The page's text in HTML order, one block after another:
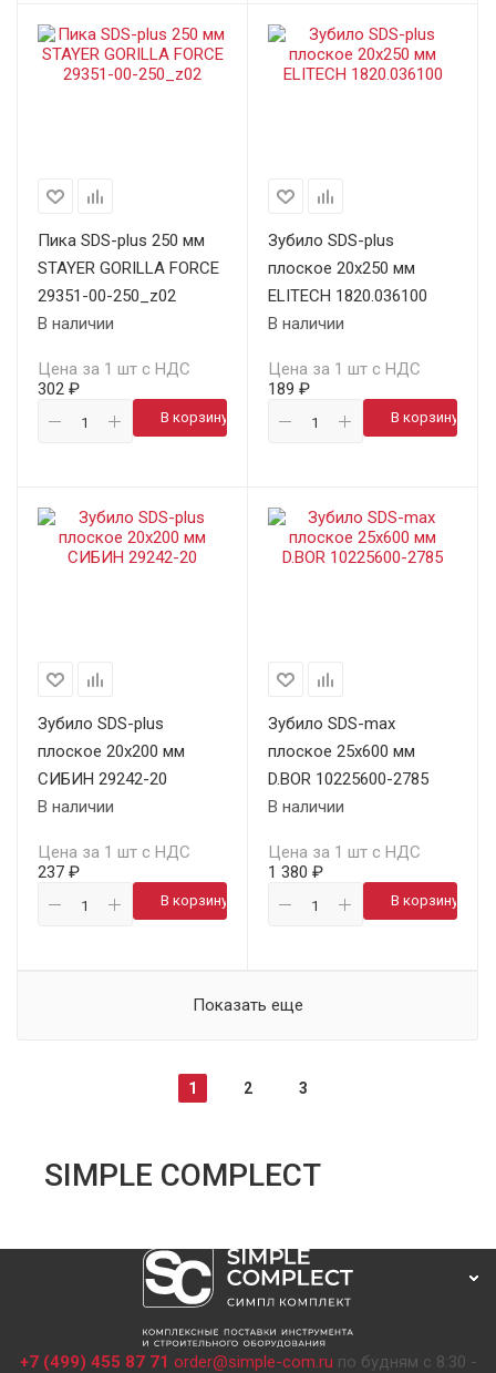
Пика SDS-plus 250 мм
STAYER GORILLA FORCE
29351-00-250_z02
В наличии
Цена за 1 шт с НДС
302 ₽
В корзину
Зубило SDS-plus
плоское 20х250 мм
ELITECH 1820.036100
В наличии
Цена за 1 шт с НДС
189 ₽
В корзину
Зубило SDS-plus
плоское 20х200 мм
СИБИН 29242-20
В наличии
Цена за 1 шт с НДС
237 ₽
В корзину
Зубило SDS-max
плоское 25х600 мм
D.BOR 10225600-2785
В наличии
Цена за 1 шт с НДС
1 380 ₽
В корзину
Показать еще
1 2 3
SIMPLE COMPLECT
+7 (499) 455 87 71 order@simple-com.ru по будням с 8:30 -